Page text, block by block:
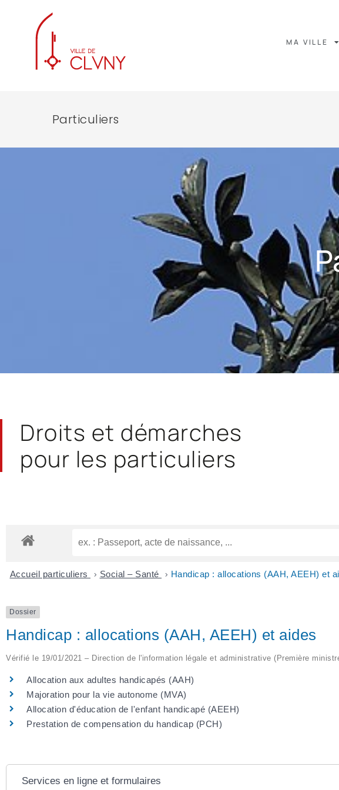
MA VILLE
Particuliers
Droits et démarches
pour les particuliers
Accueil particuliers > Social – Santé > Handicap : allocations (AAH, AEEH) et
Dossier
Handicap : allocations (AAH, AEEH) et aides
Vérifié le 19/01/2021 – Direction de l'information légale et administrative (Première
Allocation aux adultes handicapés (AAH)
Majoration pour la vie autonome (MVA)
Allocation d'éducation de l'enfant handicapé (AEEH)
Prestation de compensation du handicap (PCH)
Services en ligne et formulaires